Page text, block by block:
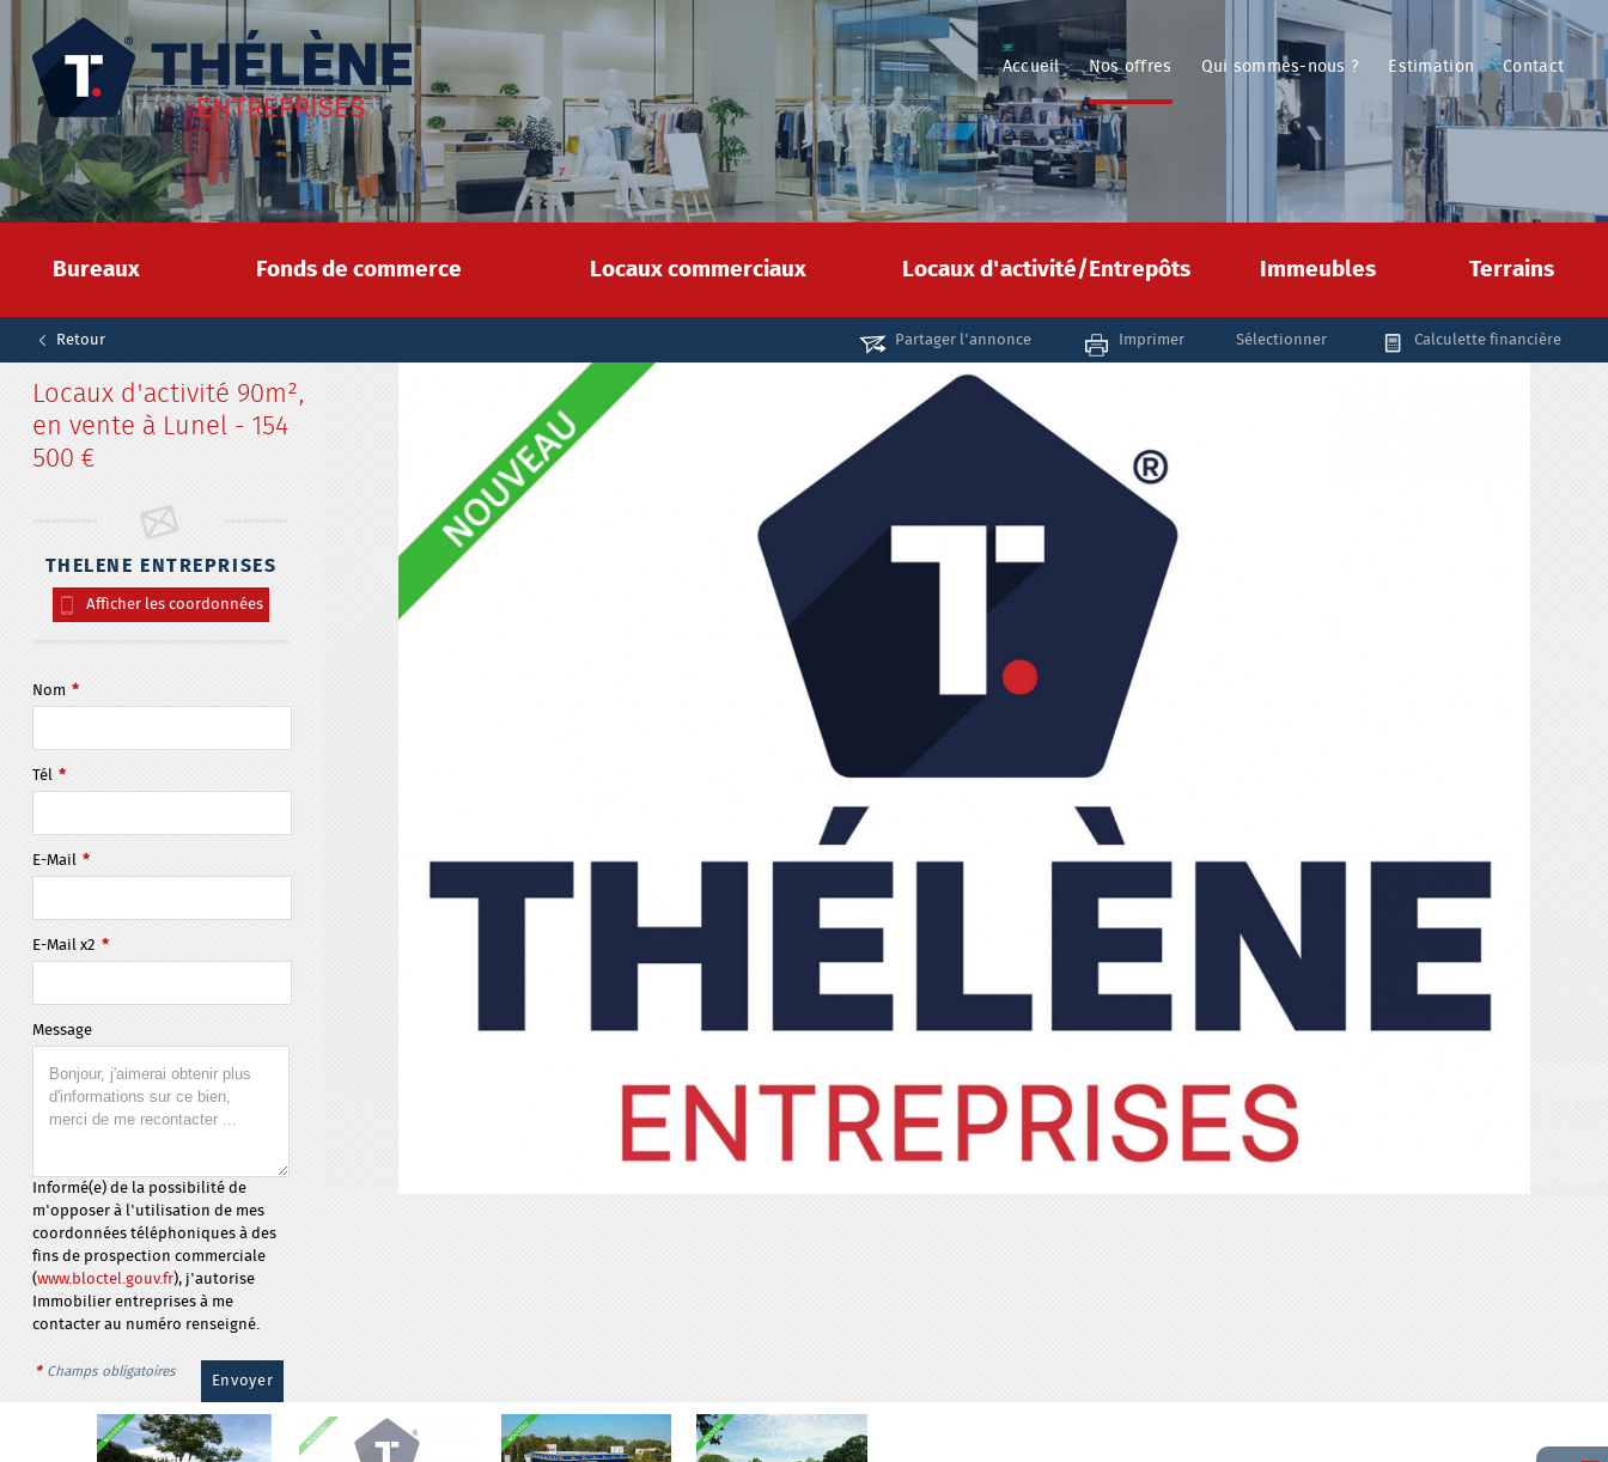
Accueil Nos offres Qui sommes-nous ? Estimation Contact
Bureaux Fonds de commerce Locaux commerciaux Locaux d'activité/Entrepôts Immeubles Terrains
Retour Partager l'annonce Imprimer Sélectionner Calculette financière
Locaux d'activité 90m²,
en vente à Lunel - 154
500 €
THELENE ENTREPRISES
Afficher les coordonnées
Nom *
Tél *
E-Mail *
E-Mail x2 *
Message
Informé(e) de la possibilité de
m'opposer à l'utilisation de mes
coordonnées téléphoniques à des
fins de prospection commerciale
(www.bloctel.gouv.fr), j'autorise
Immobilier entreprises à me
contacter au numéro renseigné.
* Champs obligatoires